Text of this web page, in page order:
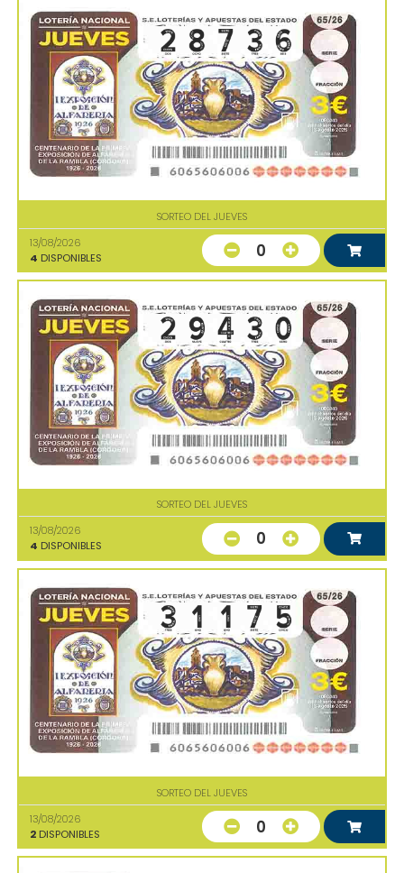
SORTEO DEL JUEVES
13/08/2026
4 DISPONIBLES 0
SORTEO DEL JUEVES
13/08/2026
4 DISPONIBLES 0
SORTEO DEL JUEVES
13/08/2026
2 DISPONIBLES 0